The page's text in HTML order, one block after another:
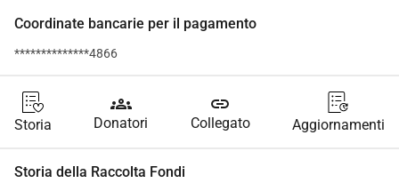
Coordinate bancarie per il pagamento
**************4866
Storia
groups
Donatori
link
Collegato Aggiornamenti
Storia della Raccolta Fondi